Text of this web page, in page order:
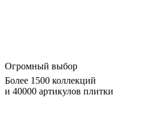
Огромный выбор
Более 1500 коллекций
и 40000 артикулов плитки